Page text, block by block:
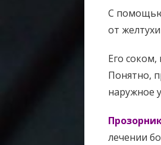
С помощью
от
Его
Понятно,
наружное
лечении